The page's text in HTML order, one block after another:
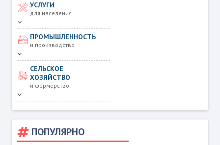
УСЛУГИ
для населения
ПРОМЫШЛЕННОСТЬ
и производство
СЕЛЬСКОЕ
ХОЗЯЙСТВО
и фермерство
ПОПУЛЯРНО